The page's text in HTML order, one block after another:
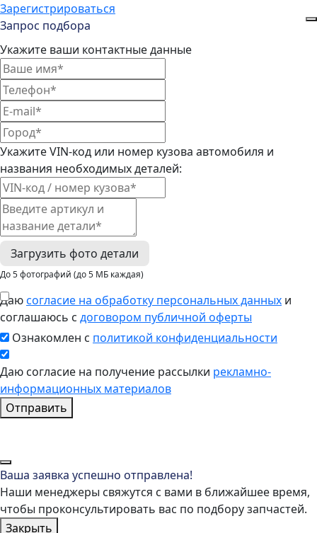
Зарегистрироваться
Запрос подбора
Укажите ваши контактные данные
Укажите VIN-код или номер кузова автомобиля и
названия необходимых деталей:
Загрузить фото детали
До 5 фотографий (до 5 МБ каждая)
Даюсогласие на обработку персональных данных и
соглашаюсь с договором публичной оферты
Ознакомлен с политикой конфиденциальности
Даю согласие на получение рассылки рекламно-
информационных материалов
Отправить
Ваша заявка успешно отправлена!
Наши менеджеры свяжутся с вами в ближайшее время,
чтобы проконсультировать вас по подбору запчастей.
Закрыть